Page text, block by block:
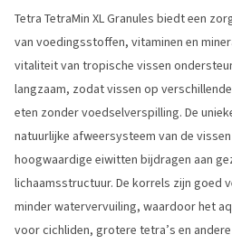
Tetra TetraMin XL Granules biedt een
van voedingsstoffen, vitaminen en
vitaliteit van tropische vissen
langzaam, zodat vissen op
eten zonder voedselverspilling. De
natuurlijke afweersysteem van de
hoogwaardige eiwitten bijdragen aan
lichaamsstructuur. De korrels zijn goed
minder watervervuiling, waardoor het
voor cichliden, grotere tetra’s en